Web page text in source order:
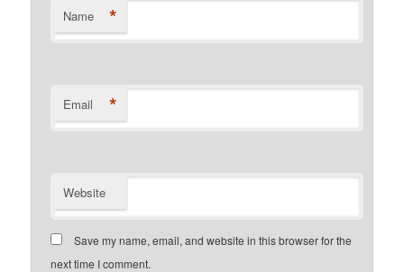
Name *
Email *
Website
Save my name, email, and website in this browser for the
next time I comment.